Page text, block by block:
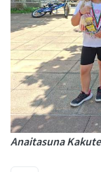
Anaitasuna